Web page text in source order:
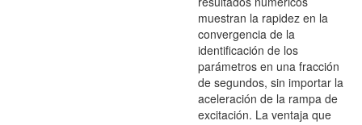
muestran la rapidez en la
convergencia de la
identificación de los
parámetros en una fracción
de segundos, sin importar la
aceleración de la rampa de
excitación. La ventaja que